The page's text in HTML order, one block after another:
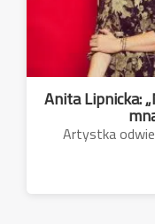
Anita Lipnicka:
Artystka